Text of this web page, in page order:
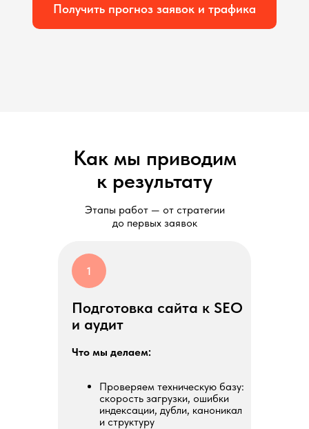
Получить прогноз заявок и трафика
Что мы делаем:
Проверяем техническую базу:
скорость загрузки, ошибки
индексации, дубли, каноникал
и структуру
Подготовка сайта к SEO
и аудит
1
Этапы работ — от стратегии
до первых заявок
Как мы приводим
к результату